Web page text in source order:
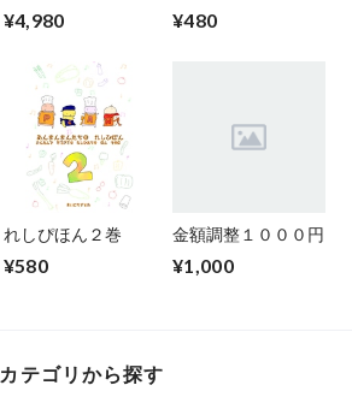
生地）
¥4,980 ¥480
れしぴほん２巻
¥580
金額調整１０００円
¥1,000
カテゴリから探す